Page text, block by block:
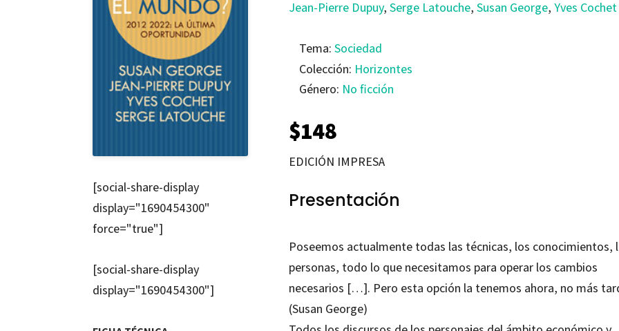
[social-share-display
display="1690454300"
force="true"]
[social-share-display
display="1690454300"]
Jean-Pierre Dupuy, Serge Latouche, Susan George, Yves Cochet
Tema: Sociedad
Colección: Horizontes
Género: No ficción
$148
EDICIÓN IMPRESA
Presentación
Poseemos actualmente todas las técnicas, los conocimientos,
personas, todo lo que necesitamos para operar los cambios
necesarios […]. Pero esta opción la tenemos ahora, no más
(Susan George)